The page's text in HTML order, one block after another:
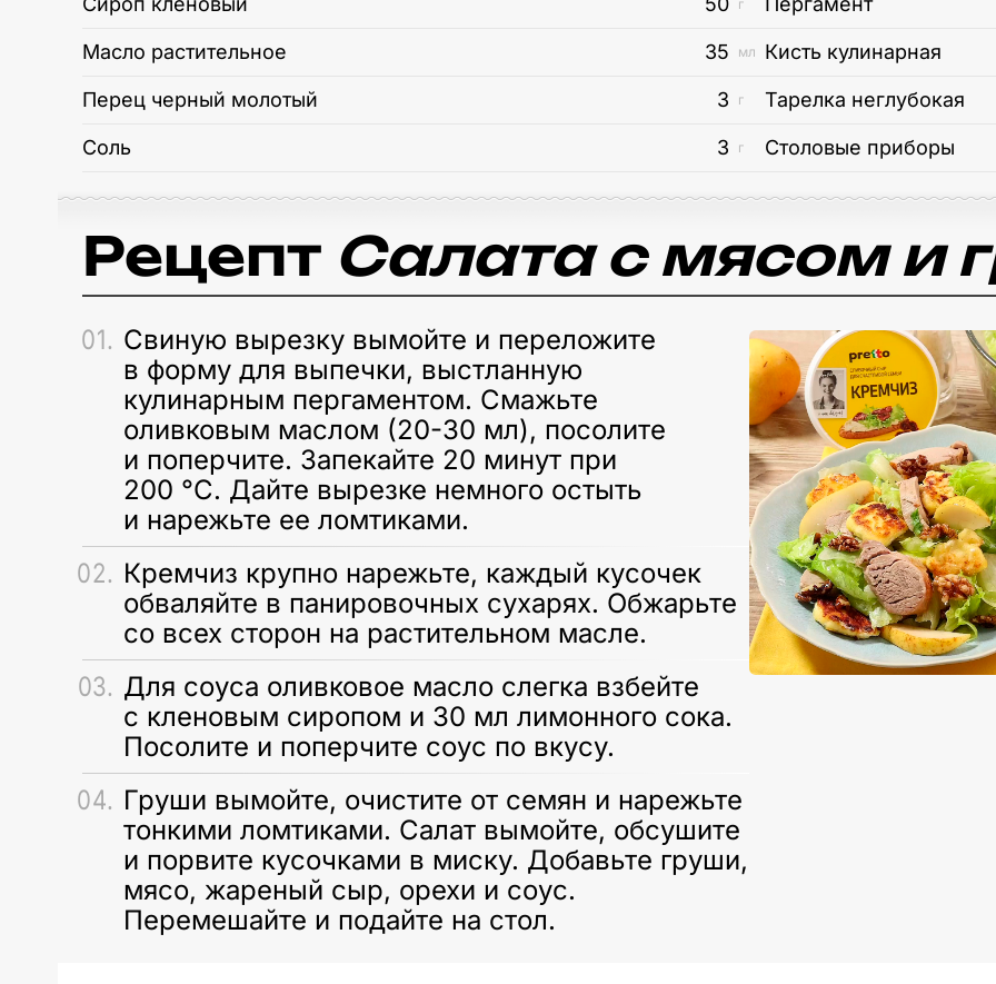
г
Масло растительное 35 мл
Перец черный молотый 3 г
Соль 3 г
Кисть кулинарная
Тарелка неглубокая
Столовые приборы
Рецепт Салата с мясом и
Свиную вырезку вымойте и переложите
в форму для выпечки, выстланную
кулинарным пергаментом. Смажьте
оливковым маслом (20-30 мл), посолите
и поперчите. Запекайте 20 минут при
200 °С. Дайте вырезке немного остыть
и нарежьте ее ломтиками.
Кремчиз крупно нарежьте, каждый кусочек
обваляйте в панировочных сухарях. Обжарьте
со всех сторон на растительном масле.
Для соуса оливковое масло слегка взбейте
с кленовым сиропом и 30 мл лимонного сока.
Посолите и поперчите соус по вкусу.
Груши вымойте, очистите от семян и нарежьте
тонкими ломтиками. Салат вымойте, обсушите
и порвите кусочками в миску. Добавьте груши,
мясо, жареный сыр, орехи и соус.
Перемешайте и подайте на стол.